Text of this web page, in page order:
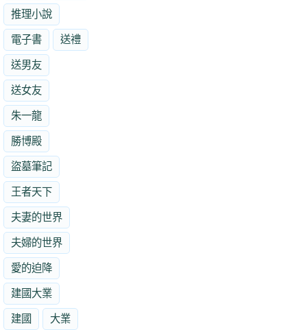
推理小說
電子書 送禮
送男友
送女友
朱一龍
勝博殿
盜墓筆記
王者天下
夫妻的世界
夫婦的世界
愛的迫降
建國大業
建國 大業